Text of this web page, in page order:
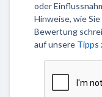
oder
Hinweise, wie
Bewertung
auf unsere Tipps